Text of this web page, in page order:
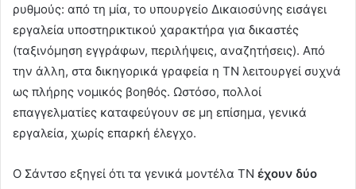
ρυθμούς: από τη μία, το υπουργείο Δικαιοσύνης εισάγει
εργαλεία υποστηρικτικού χαρακτήρα για δικαστές
(ταξινόμηση εγγράφων, περιλήψεις, αναζητήσεις). Από
την άλλη, στα δικηγορικά γραφεία η ΤΝ λειτουργεί συχνά
ως πλήρης νομικός βοηθός. Ωστόσο, πολλοί
επαγγελματίες καταφεύγουν σε μη επίσημα, γενικά
εργαλεία, χωρίς επαρκή έλεγχο.
Ο Σάντσο εξηγεί ότι τα γενικά μοντέλα ΤΝ έχουν δύο